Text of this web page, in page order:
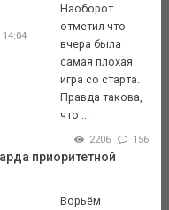
Наоборот
отметил что
вчера была
самая плохая
игра со старта.
Правда такова,
что ...
2206 156
приоритетной
Ворьём